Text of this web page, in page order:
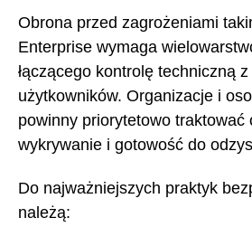
Obrona przed zagrożeniami
Enterprise wymaga
łączącego kontrolę techniczną
użytkowników. Organizacje i
powinny priorytetowo traktować
wykrywanie i gotowość do
Do najważniejszych praktyk
należą: